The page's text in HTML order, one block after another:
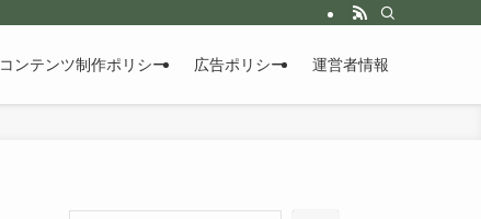
コンテンツ制作ポリシー 広告ポリシー 運営者情報